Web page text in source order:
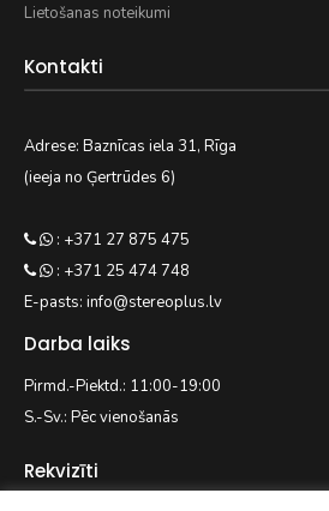
Lietošanas noteikumi
Kontakti
Adrese: Baznīcas iela 31, Rīga
(ieeja no Ģertrūdes 6)
: +371 27 875 475
: +371 25 474 748
E-pasts: info@stereoplus.lv
Darba laiks
Pirmd.-Piektd.: 11:00-19:00
S.-Sv.: Pēc vienošanās
Rekvizīti